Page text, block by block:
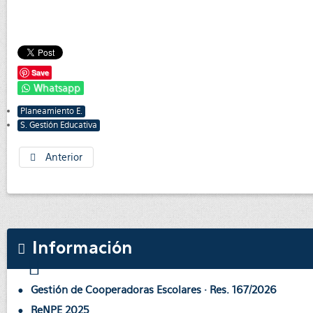
Save
Whatsapp
Planeamiento E.
S. Gestión Educativa
Anterior
Información
Gestión de Cooperadoras Escolares · Res. 167/2026
ReNPE 2025